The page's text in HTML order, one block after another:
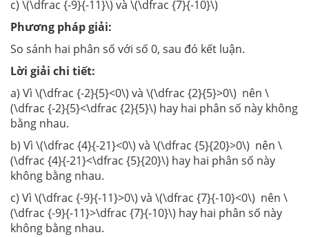
c) \(\dfrac {-9}{-11}\) và \(\dfrac {7}{-10}\)
Phương pháp giải:
So sánh hai phân số với số 0, sau đó kết luận.
Lời giải chi tiết:
a) Vì \(\dfrac {-2}{5}<0\) và \(\dfrac {2}{5}>0\) nên \
(\dfrac {-2}{5}<\dfrac {2}{5}\) hay hai phân số này không
bằng nhau.
b) Vì \(\dfrac {4}{-21}<0\) và \(\dfrac {5}{20}>0\) nên \
(\dfrac {4}{-21}<\dfrac {5}{20}\) hay hai phân số này
không bằng nhau.
c) Vì \(\dfrac {-9}{-11}>0\) và \(\dfrac {7}{-10}<0\) nên \
(\dfrac {-9}{-11}>\dfrac {7}{-10}\) hay hai phân số này
không bằng nhau.